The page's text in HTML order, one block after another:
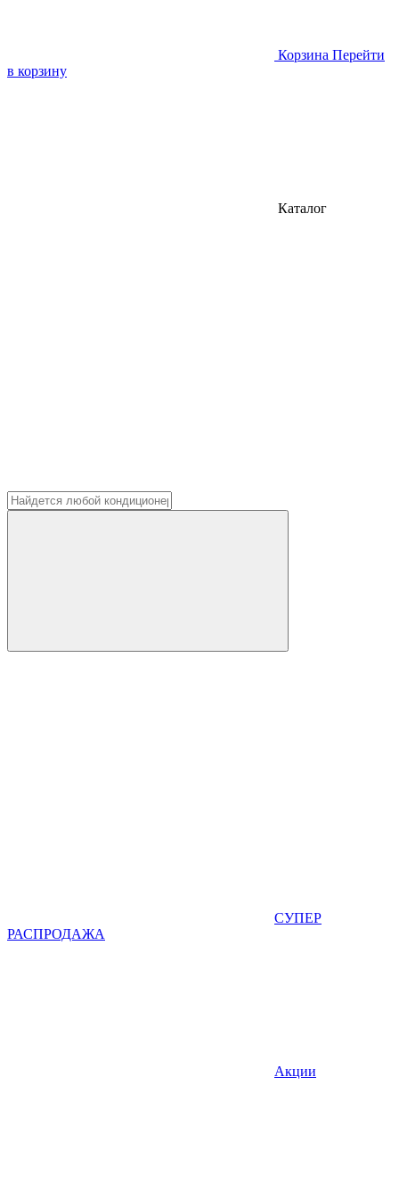
Корзина Перейти
в корзину
Каталог
СУПЕР
РАСПРОДАЖА
Акции